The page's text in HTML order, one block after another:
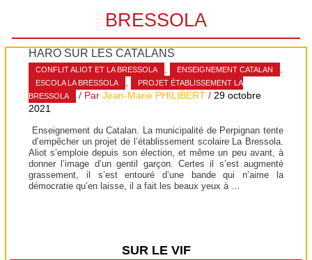
BRESSOLA
HARO SUR LES CATALANS
CONFLIT ALIOT ET LA BRESSOLA , ENSEIGNEMENT CATALAN ,
ESCOLA LA BRESSOLA ,
PROJET ÉTABLISSEMENT LA
BRESSOLA
/ ParJean-Marie PHILIBERT /29 octobre
2021
Enseignement du Catalan. La municipalité de Perpignan tente
d’empêcher un projet de l’établissement scolaire La Bressola.
Aliot s’emploie depuis son élection, et même un peu avant, à
donner l’image d’un gentil garçon. Certes il s’est augmenté
grassement, il s’est entouré d’une bande qui n’aime la
démocratie qu’en laisse, il a fait les beaux yeux à …
SUR LE VIF